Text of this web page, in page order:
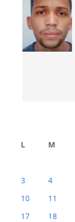
L
M
3
4
10
11
17
18